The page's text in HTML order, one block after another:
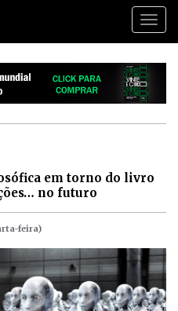
em torno do livro
no futuro
feira)